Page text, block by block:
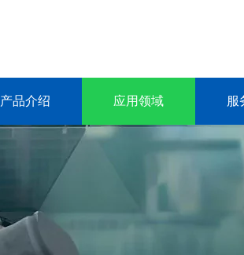
产品介绍 应用领域 服